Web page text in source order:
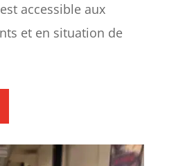
accessible aux
et en situation de